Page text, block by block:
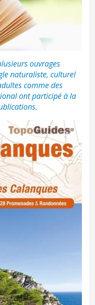
ouvrages
naturaliste, culturel
comme des
ont participé à la